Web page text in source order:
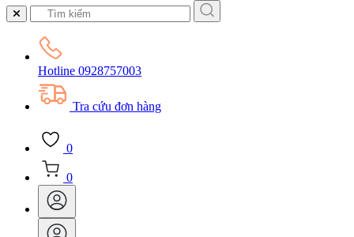
Hotline 0928757003
Tra cứu đơn hàng
0
0